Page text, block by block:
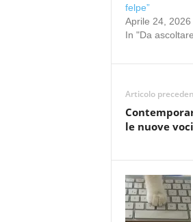
felpe”
Aprile 24, 2026
In "Da
Articolo
le nuove